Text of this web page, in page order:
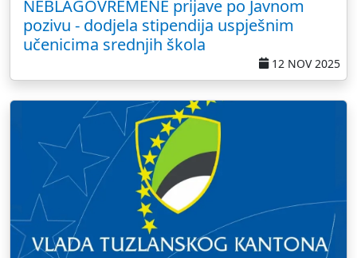
NEBLAGOVREMENE prijave po Javnom
pozivu - dodjela stipendija uspješnim
učenicima srednjih škola
12 NOV 2025